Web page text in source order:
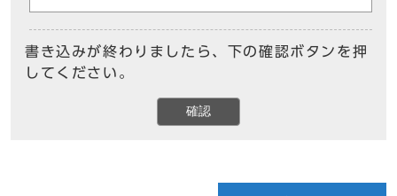
書き込みが終わりましたら、下の確認ボタンを押
してください。
確認